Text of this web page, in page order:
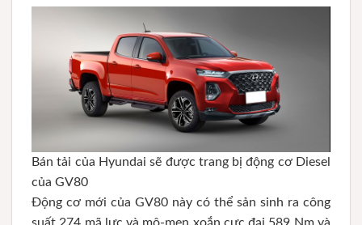
Bán tải của Hyundai sẽ được trang bị động cơ Diesel
của GV80
Động cơ mới của GV80 này có thể sản sinh ra công
suất 274 mã lực và mô-men xoắn cực đại 589 Nm và